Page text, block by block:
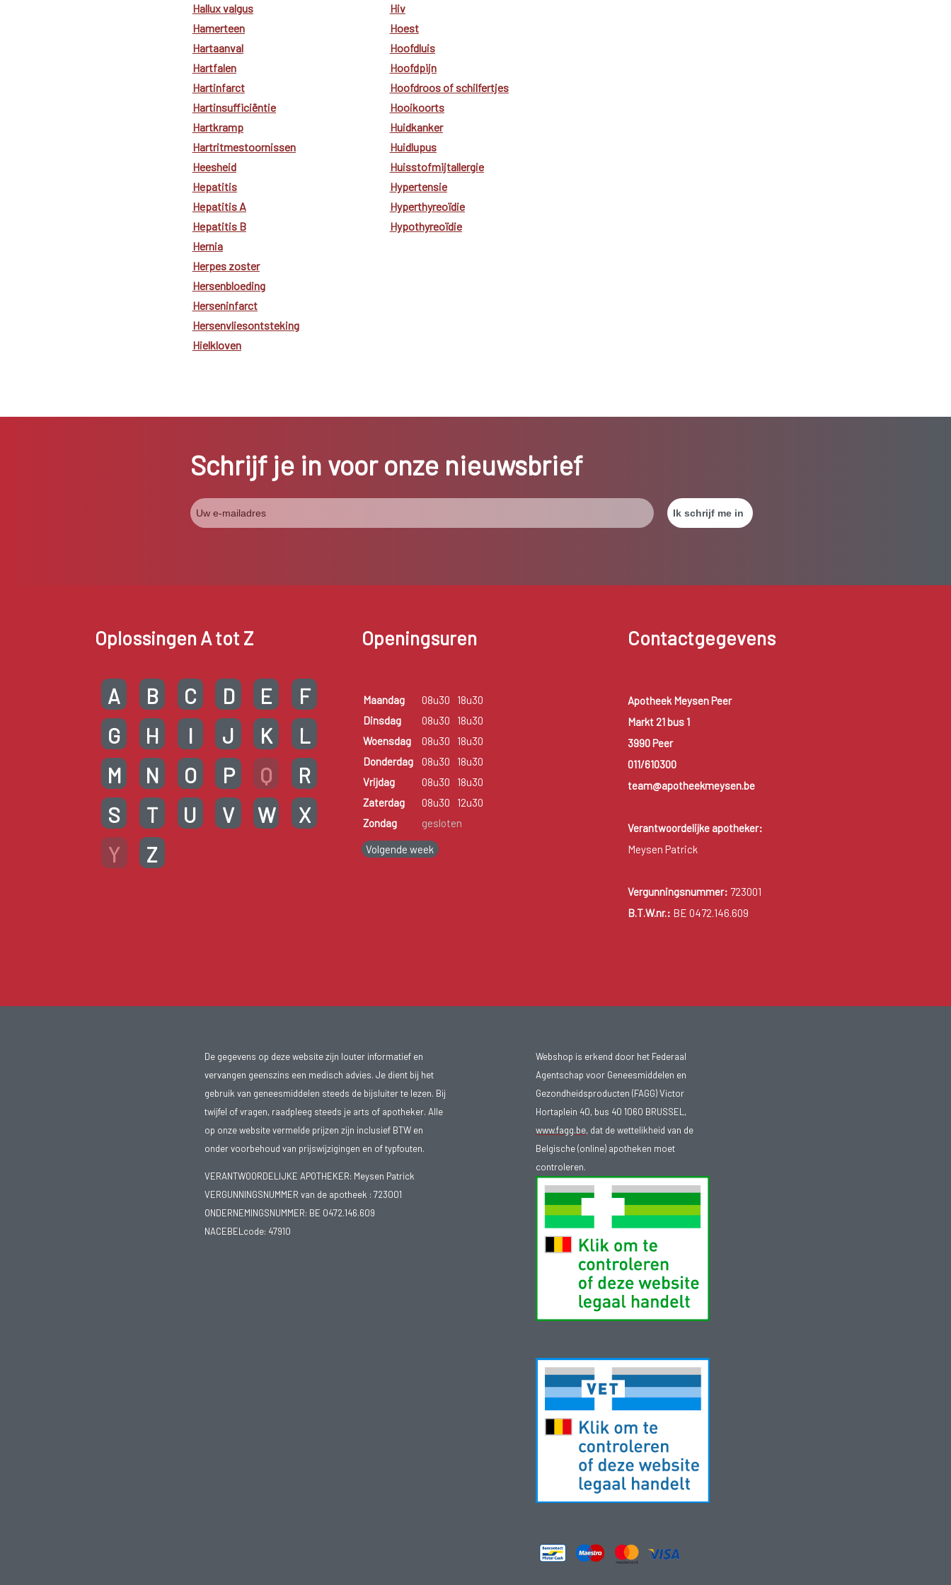
Hallux valgus
Hamerteen
Hartaanval
Hartfalen
Hartinfarct
Hartinsufficiëntie
Hartkramp
Hartritmestoornissen
Heesheid
Hepatitis
Hepatitis A
Hepatitis B
Hernia
Herpes zoster
Hersenbloeding
Herseninfarct
Hersenvliesontsteking
Hielkloven
Hiv
Hoest
Hoofdluis
Hoofdpijn
Hoofdroos of schilfertjes
Hooikoorts
Huidkanker
Huidlupus
Huisstofmijtallergie
Hypertensie
Hyperthyreoïdie
Hypothyreoïdie
Schrijf je in voor onze nieuwsbrief
Oplossingen A tot Z
A B C D E
F
G
H I J K
L
M
N O P Q
R
S
T U V W
X
Y
Z
Openingsuren
Maandag 08u30
18u30
Dinsdag
08u30
18u30
Woensdag
08u30
18u30
Donderdag
08u30
18u30
Vrijdag
08u30
18u30
Zaterdag
08u30
12u30
Zondag
gesloten
Volgende week
Contactgegevens
Apotheek Meysen Peer
Markt 21 bus 1
3990 Peer
011/610300
team@apotheekmeysen.be
Verantwoordelijke apotheker:
Meysen Patrick
Vergunningsnummer: 723001
B.T.W.nr.: BE 0472.146.609
De gegevens op deze website zijn louter informatief en
vervangen geenszins een medisch advies. Je dient bij het
gebruik van geneesmiddelen steeds de bijsluiter te lezen. Bij
twijfel of vragen, raadpleeg steeds je arts of apotheker. Alle
op onze website vermelde prijzen zijn inclusief BTW en
onder voorbehoud van prijswijzigingen en of typfouten.
VERANTWOORDELIJKE APOTHEKER: Meysen Patrick
VERGUNNINGSNUMMER van de apotheek : 723001
ONDERNEMINGSNUMMER: BE 0472.146.609
NACEBELcode: 47910
Webshop is erkend door het Federaal
Agentschap voor Geneesmiddelen en
Gezondheidsproducten (FAGG) Victor
Hortaplein 40, bus 40 1060 BRUSSEL,
www.fagg.be, dat de wettelikheid van de
Belgische (online) apotheken moet
controleren.